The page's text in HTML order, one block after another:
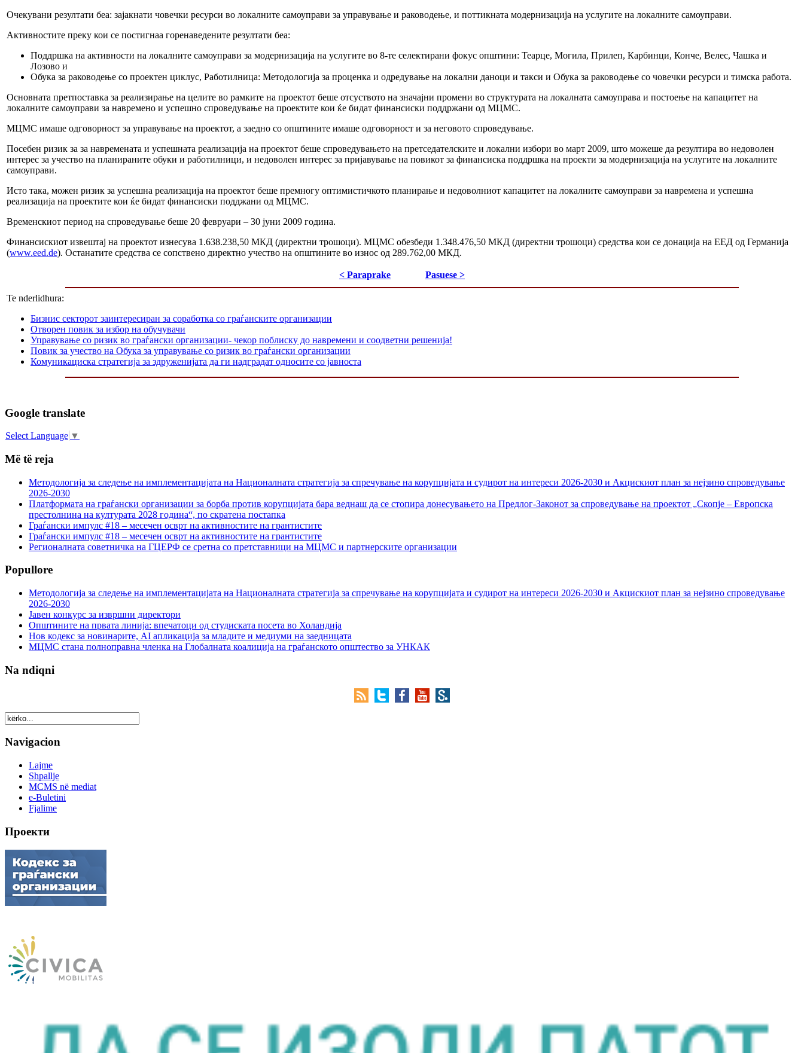
Очекувани резултати беа: зајакнати човечки ресурси во локалните самоуправи за управување и раководење, и поттикната модернизација на услугите на локалните самоуправи.
Активностите преку кои се постигнаа горенаведените резултати беа:
Поддршка на активности на локалните самоуправи за модернизација на услугите во 8-те селектирани фокус општини: Теарце, Могила, Прилеп, Карбинци, Конче, Велес, Чашка и
Лозово и
Обука за раководење со проектен циклус, Работилница: Методологија за проценка и одредување на локални даноци и такси и Обука за раководење со човечки ресурси и тимска работа.
Основната претпоставка за реализирање на целите во рамките на проектот беше отсуството на значајни промени во структурата на локалната самоуправа и постоење на капацитет на
локалните самоуправи за навремено и успешно спроведување на проектите кои ќе бидат финансиски поддржани од МЦМС.
МЦМС имаше одговорност за управување на проектот, а заедно со општините имаше одговорност и за неговото спроведување.
Посебен ризик за за навремената и успешната реализација на проектот беше спроведувањето на претседателските и локални избори во март 2009, што можеше да резултира во недоволен
интерес за учество на планираните обуки и работилници, и недоволен интерес за пријавување на повикот за финансиска поддршка на проекти за модернизација на услугите на локалните
самоуправи.
Исто така, можен ризик за успешна реализација на проектот беше премногу оптимистичкото планирање и недоволниот капацитет на локалните самоуправи за навремена и успешна
реализација на проектите кои ќе бидат финансиски подджани од МЦМС.
Временскиот период на спроведување беше 20 февруари – 30 јуни 2009 година.
Финансискиот извештај на проектот изнесува 1.638.238,50 МКД (директни трошоци). МЦМС обезбеди 1.348.476,50 МКД (директни трошоци) средства кои се донација на ЕЕД од Германија
(www.eed.de). Останатите средства се сопствено директно учество на општините во износ од 289.762,00 МКД.
< Paraprake Pasuese >
Te nderlidhura:
Бизнис секторот заинтересиран за соработка со граѓанските организации
Отворен повик за избор на обучувачи
Управување со ризик во граѓански организации- чекор поблиску до навремени и соодветни решенија!
Повик за учество на Обука за управување со ризик во граѓански организации
Комуникациска стратегија за здруженијата да ги надградат односите со јавноста
Google translate
Select Language ▼
Më të reja
Методологија за следење на имплементацијата на Националната стратегија за спречување на корупцијата и судирот на интереси 2026-2030 и Акцискиот план за нејзино спроведување
2026-2030
Платформата на граѓански организации за борба против корупцијата бара веднаш да се стопира донесувањето на Предлог-Законот за спроведување на проектот „Скопје – Европска
престолнина на културата 2028 година“, по скратена постапка
Граѓански импулс #18 – месечен осврт на активностите на грантистите
Граѓански импулс #18 – месечен осврт на активностите на грантистите
Регионалната советничка на ГЦЕРФ се сретна со претставници на МЦМС и партнерските организации
Popullore
Методологија за следење на имплементацијата на Националната стратегија за спречување на корупцијата и судирот на интереси 2026-2030 и Акцискиот план за нејзино спроведување
2026-2030
Јавен конкурс за извршни директори
Општините на првата линија: впечатоци од студиската посета во Холандија
Нов кодекс за новинарите, AI апликација за младите и медиуми на заедницата
МЦМС стана полноправна членка на Глобалната коалиција на граѓанското општество за УНКАК
Na ndiqni
Navigacion
Lajme
Shpallje
MCMS në mediat
e-Buletini
Fjalime
Проекти